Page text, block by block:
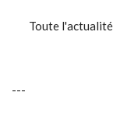
Toute
---